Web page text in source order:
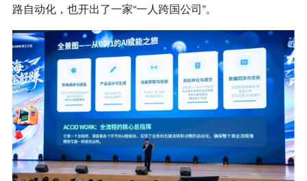
路自动化，也开出了一家“一人跨国公司”。